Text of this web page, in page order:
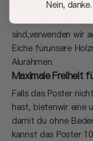
Rahmen, die dich
Damit deine
sind,verwenden wir
Eiche fürunsere
Alurahmen.
Maximale Freiheit
Falls das Poster
hast, bietenwir eine
damit du ohne
kannst das Poster
Nein,